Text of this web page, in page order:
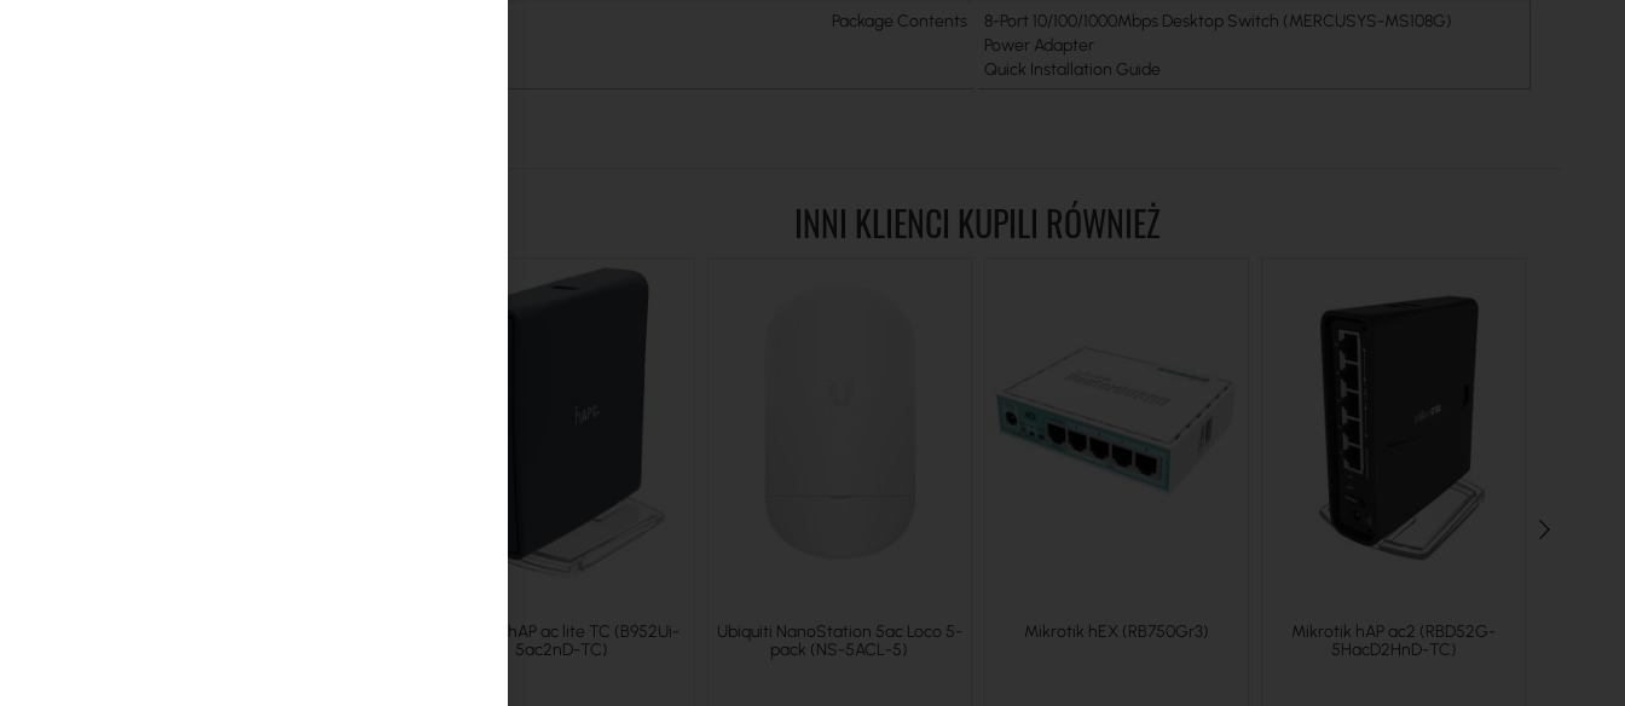
Package Contents
8-Port 10/100/1000Mbps Desktop Switch (MERCUSYS-MS108G)
Power Adapter
Quick Installation Guide
INNI KLIENCI KUPILI RÓWNIEŻ
Mikrotik hAP ac lite TC (B952Ui-
5ac2nD-TC)
Ubiquiti NanoStation 5ac Loco 5-
pack (NS-5ACL-5)
Mikrotik hEX (RB750Gr3)
Mikrotik hAP ac2 (RBD52G-
5HacD2HnD-TC)